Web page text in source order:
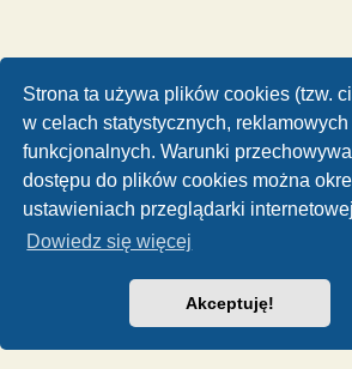
Strona ta używa plików cookies (tzw.
w celach statystycznych, reklamowych
funkcjonalnych. Warunki
dostępu do plików cookies można
ustawieniach przeglądarki
Dowiedz się więcej
Akceptuję!